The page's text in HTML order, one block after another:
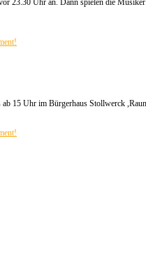
23.30 Uhr an. Dann spielen die
ab 15 Uhr im Bürgerhaus Stollwerck